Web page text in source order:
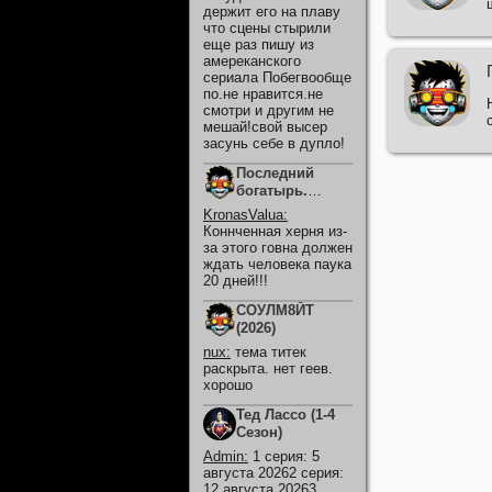
держит его на плаву
что сцены стырили
еще раз пишу из
амереканского
сериала Побегвообще
по.не нравится.не
смотри и другим не
мешай!свой высер
засунь себе в дупло!
Последний
богатырь.
Колобок (2026)
KronasValua:
Коннченная херня из-
за этого говна должен
ждать человека паука
20 дней!!!
СОУЛМ8ЙТ
(2026)
nux: тема титек
раскрыта. нет геев.
хорошо
Тед Лассо (1-4
Сезон)
Admin: 1 серия: 5
августа 20262 серия: